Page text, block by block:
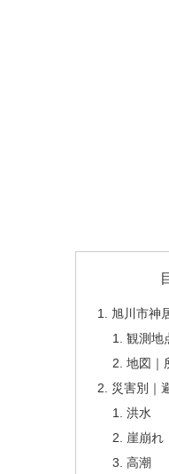
旭川市神
観測地
地図｜
災害別｜
洪水
崖崩れ
高潮